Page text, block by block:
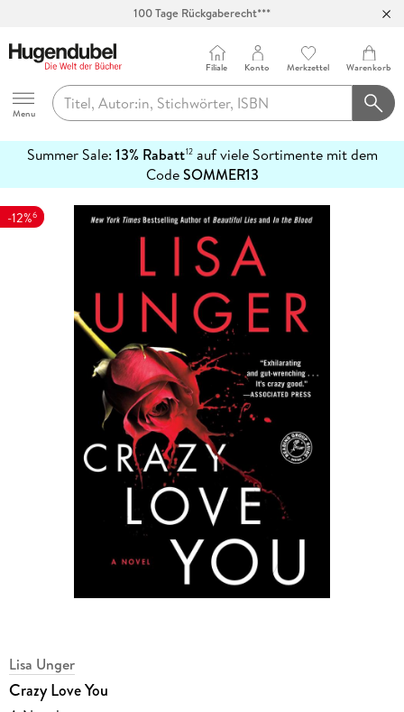
100 Tage Rückgaberecht***
Hugendubel
Menu
Filiale Konto Merkzettel Warenkorb
Summer Sale: 13% Rabatt12auf viele Sortimente mit dem
CodeSOMMER13
erfahren
-12%6
Lisa Unger
Crazy Love You